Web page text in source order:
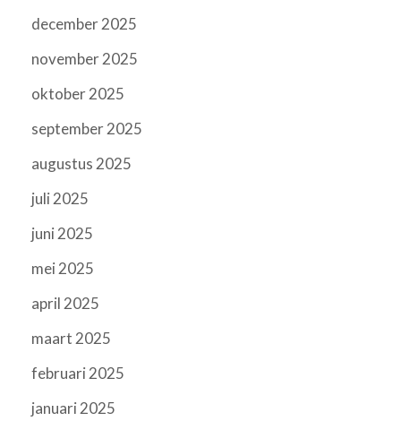
december 2025
november 2025
oktober 2025
september 2025
augustus 2025
juli 2025
juni 2025
mei 2025
april 2025
maart 2025
februari 2025
januari 2025